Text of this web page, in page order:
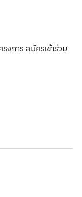
งการ สมัครเข้าร่วม